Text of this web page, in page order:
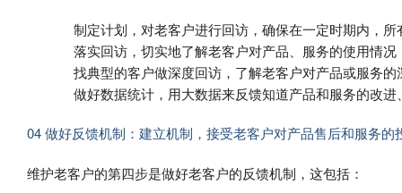
制定计划，对老客户进行回访，确保在一定时期内，
落实回访，切实地了解老客户对产品、服务的使用情况
找典型的客户做深度回访，了解老客户对产品或服务的
做好数据统计，用大数据来反馈知道产品和服务的改进
04 做好反馈机制：建立机制，接受老客户对产品售后和服务的
维护老客户的第四步是做好老客户的反馈机制，这包括：